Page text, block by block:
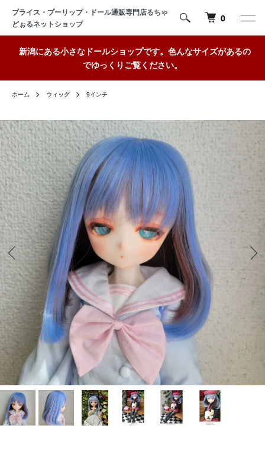
ブライス・プーリップ・ドール通販専門店るちゃ
どぉるネットショップ
0
新潟にある小さなドールショップです。色んなサイズがあるの
でゆっくりご覧ください。
ホーム ウィッグ 9インチ